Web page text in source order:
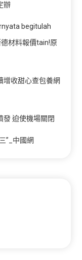
辦
begitulah
材料報價tain!原
增收甜心查包養網
發 迫使機場關閉
”_中國網